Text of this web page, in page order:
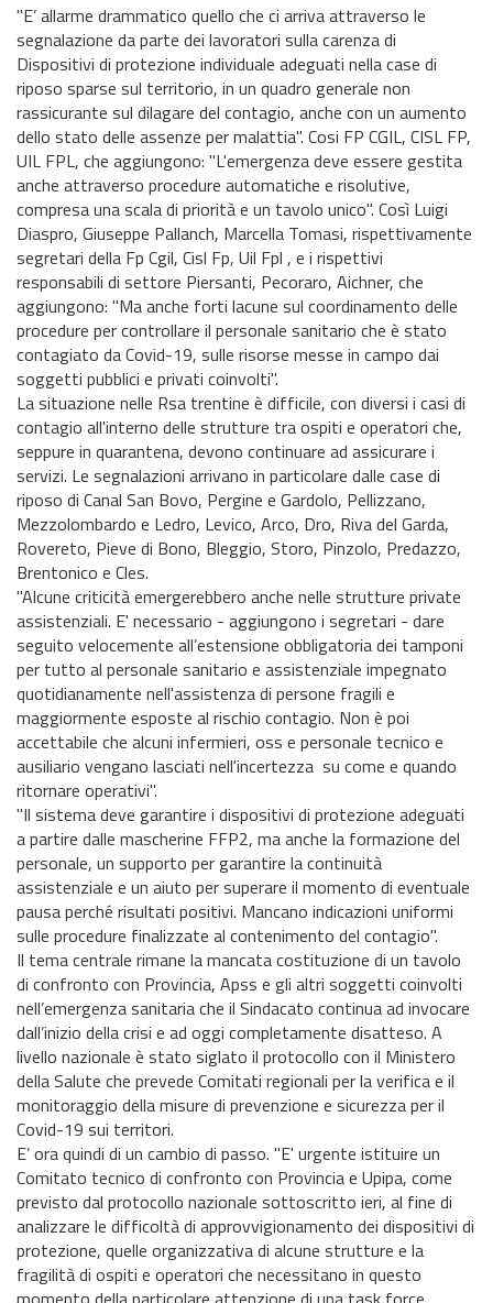
"E’ allarme drammatico quello che ci arriva attraverso le
segnalazione da parte dei lavoratori sulla carenza di
Dispositivi di protezione individuale adeguati nella case di
riposo sparse sul territorio, in un quadro generale non
rassicurante sul dilagare del contagio, anche con un aumento
dello stato delle assenze per malattia". Cosi FP CGIL, CISL FP,
UIL FPL, che aggiungono: "L'emergenza deve essere gestita
anche attraverso procedure automatiche e risolutive,
compresa una scala di priorità e un tavolo unico". Così Luigi
Diaspro, Giuseppe Pallanch, Marcella Tomasi, rispettivamente
segretari della Fp Cgil, Cisl Fp, Uil Fpl , e i rispettivi
responsabili di settore Piersanti, Pecoraro, Aichner, che
aggiungono: "Ma anche forti lacune sul coordinamento delle
procedure per controllare il personale sanitario che è stato
contagiato da Covid-19, sulle risorse messe in campo dai
soggetti pubblici e privati coinvolti".
La situazione nelle Rsa trentine è difficile, con diversi i casi di
contagio all'interno delle strutture tra ospiti e operatori che,
seppure in quarantena, devono continuare ad assicurare i
servizi. Le segnalazioni arrivano in particolare dalle case di
riposo di Canal San Bovo, Pergine e Gardolo, Pellizzano,
Mezzolombardo e Ledro, Levico, Arco, Dro, Riva del Garda,
Rovereto, Pieve di Bono, Bleggio, Storo, Pinzolo, Predazzo,
Brentonico e Cles.
"Alcune criticità emergerebbero anche nelle strutture private
assistenziali. E' necessario - aggiungono i segretari - dare
seguito velocemente all’estensione obbligatoria dei tamponi
per tutto al personale sanitario e assistenziale impegnato
quotidianamente nell'assistenza di persone fragili e
maggiormente esposte al rischio contagio. Non è poi
accettabile che alcuni infermieri, oss e personale tecnico e
ausiliario vengano lasciati nell'incertezza su come e quando
ritornare operativi".
"Il sistema deve garantire i dispositivi di protezione adeguati
a partire dalle mascherine FFP2, ma anche la formazione del
personale, un supporto per garantire la continuità
assistenziale e un aiuto per superare il momento di eventuale
pausa perché risultati positivi. Mancano indicazioni uniformi
sulle procedure finalizzate al contenimento del contagio".
Il tema centrale rimane la mancata costituzione di un tavolo
di confronto con Provincia, Apss e gli altri soggetti coinvolti
nell’emergenza sanitaria che il Sindacato continua ad invocare
dall’inizio della crisi e ad oggi completamente disatteso. A
livello nazionale è stato siglato il protocollo con il Ministero
della Salute che prevede Comitati regionali per la verifica e il
monitoraggio della misure di prevenzione e sicurezza per il
Covid-19 sui territori.
E’ ora quindi di un cambio di passo. "E' urgente istituire un
Comitato tecnico di confronto con Provincia e Upipa, come
previsto dal protocollo nazionale sottoscritto ieri, al fine di
analizzare le difficoltà di approvvigionamento dei dispositivi di
protezione, quelle organizzativa di alcune strutture e la
fragilità di ospiti e operatori che necessitano in questo